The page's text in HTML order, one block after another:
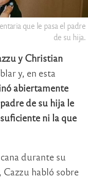
que le pasa el padre
de su hija.
y Christian
y, en esta
abiertamente
de su hija le
ni la que
durante su
habló sobre